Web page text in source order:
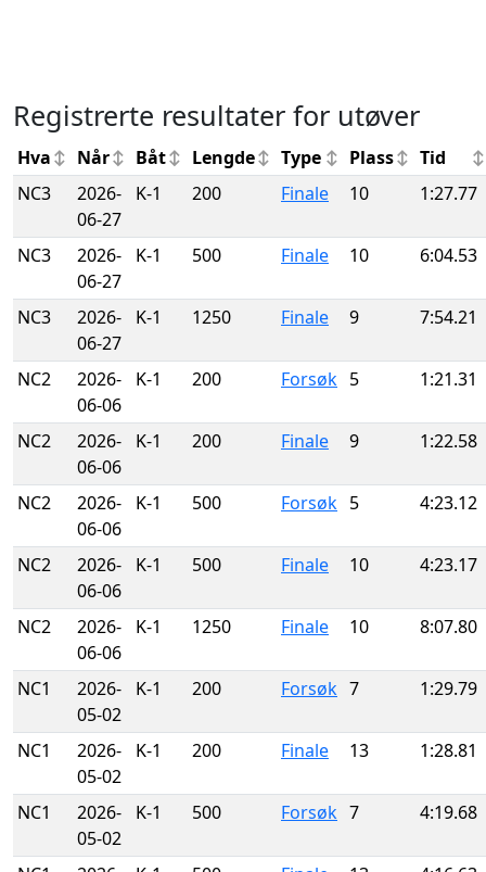
Registrerte resultater for utøver
Hva Når Båt Lengde Type Plass
Tid
NC3
2026-
06-27
K-1 200 Finale 10 1:27.77
NC3
2026-
06-27
K-1 500 Finale 10 6:04.53
NC3
2026-
06-27
K-1 1250 Finale 9 7:54.21
NC2
2026-
06-06
K-1 200 Forsøk 5 1:21.31
NC2
2026-
06-06
K-1 200 Finale 9 1:22.58
NC2
2026-
06-06
K-1 500 Forsøk 5 4:23.12
NC2
2026-
06-06
K-1 500 Finale 10 4:23.17
NC2
2026-
06-06
K-1 1250 Finale 10 8:07.80
NC1
2026-
05-02
K-1 200 Forsøk 7 1:29.79
NC1
2026-
05-02
K-1 200 Finale 13 1:28.81
NC1
2026-
05-02
K-1 500 Forsøk 7 4:19.68